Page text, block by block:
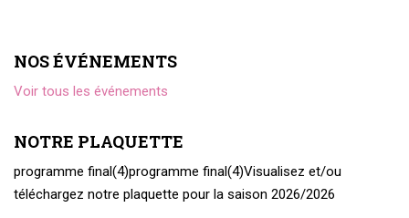
NOS ÉVÉNEMENTS
Voir tous les événements
NOTRE PLAQUETTE
programme final(4)programme final(4)Visualisez et/ou
téléchargez notre plaquette pour la saison 2026/2026